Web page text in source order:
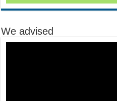
We advised